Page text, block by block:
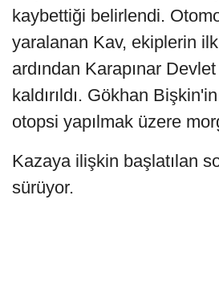
kaybettiği belirlendi.
yaralanan Kav, ekiplerin
ardından Karapınar
kaldırıldı. Gökhan
otopsi yapılmak üzere
Kazaya ilişkin başlatılan
sürüyor.